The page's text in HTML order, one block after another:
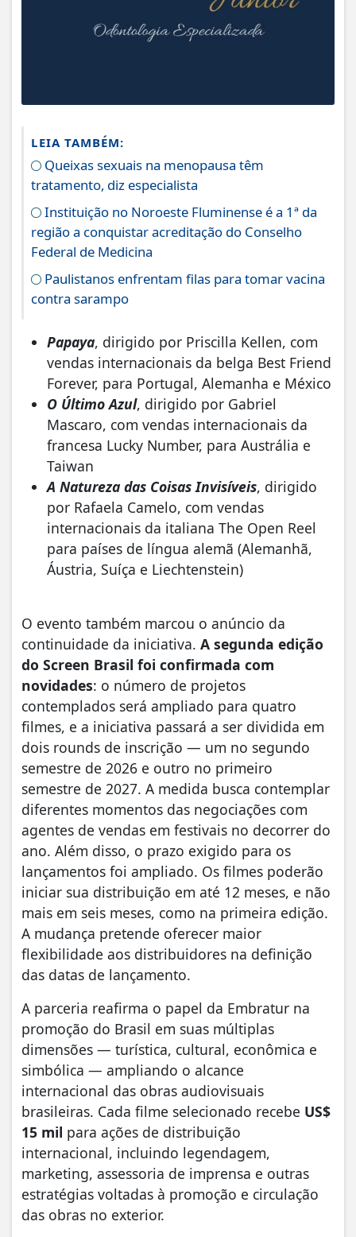
LEIA TAMBÉM:
Queixas sexuais na menopausa têm
tratamento, diz especialista
Instituição no Noroeste Fluminense é a 1ª da
região a conquistar acreditação do Conselho
Federal de Medicina
Paulistanos enfrentam filas para tomar vacina
contra sarampo
Papaya, dirigido por Priscilla Kellen, com
vendas internacionais da belga Best Friend
Forever, para Portugal, Alemanha e México
O Último Azul, dirigido por Gabriel
Mascaro, com vendas internacionais da
francesa Lucky Number, para Austrália e
Taiwan
A Natureza das Coisas Invisíveis, dirigido
por Rafaela Camelo, com vendas
internacionais da italiana The Open Reel
para países de língua alemã (Alemanhã,
Áustria, Suíça e Liechtenstein)
O evento também marcou o anúncio da
continuidade da iniciativa. A segunda edição
do Screen Brasil foi confirmada com
novidades: o número de projetos
contemplados será ampliado para quatro
filmes, e a iniciativa passará a ser dividida em
dois rounds de inscrição — um no segundo
semestre de 2026 e outro no primeiro
semestre de 2027. A medida busca contemplar
diferentes momentos das negociações com
agentes de vendas em festivais no decorrer do
ano. Além disso, o prazo exigido para os
lançamentos foi ampliado. Os filmes poderão
iniciar sua distribuição em até 12 meses, e não
mais em seis meses, como na primeira edição.
A mudança pretende oferecer maior
flexibilidade aos distribuidores na definição
das datas de lançamento.
A parceria reafirma o papel da Embratur na
promoção do Brasil em suas múltiplas
dimensões — turística, cultural, econômica e
simbólica — ampliando o alcance
internacional das obras audiovisuais
brasileiras. Cada filme selecionado recebe US$
15 mil para ações de distribuição
internacional, incluindo legendagem,
marketing, assessoria de imprensa e outras
estratégias voltadas à promoção e circulação
das obras no exterior.